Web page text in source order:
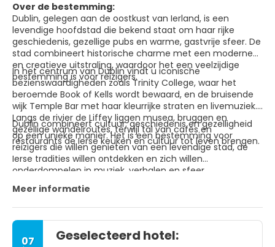
Over de bestemming:
Dublin, gelegen aan de oostkust van Ierland, is een
levendige hoofdstad die bekend staat om haar rijke
geschiedenis, gezellige pubs en warme, gastvrije sfeer. De
stad combineert historische charme met een moderne
en creatieve uitstraling, waardoor het een veelzijdige
bestemming is voor reizigers.
In het centrum van Dublin vindt u iconische
bezienswaardigheden zoals Trinity College, waar het
beroemde Book of Kells wordt bewaard, en de bruisende
wijk Temple Bar met haar kleurrijke straten en livemuziek.
Langs de rivier de Liffey liggen musea, bruggen en
gezellige wandelroutes, terwijl tal van cafés en
restaurants de Ierse keuken en cultuur tot leven brengen.
Dublin combineert cultuur, geschiedenis en gezelligheid
op een unieke manier. Het is een bestemming voor
reizigers die willen genieten van een levendige stad, de
Ierse tradities willen ontdekken en zich willen
onderdompelen in muziek, verhalen en sfeer.
Meer informatie
07 Geselecteerd hotel: